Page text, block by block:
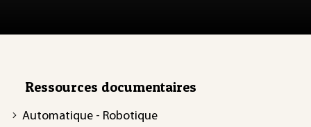
Ressources documentaires
Automatique - Robotique